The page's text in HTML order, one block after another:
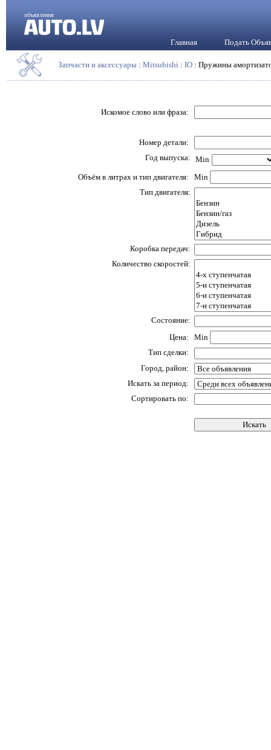
объявления
Главная Подать
Запчасти и аксессуары : Mitsubishi : IO : Пружины
Искомое слово или фраза:
Номер детали:
Год выпуска: Min
Объём в литрах и тип двигателя:
Min
Тип двигателя:
Коробка передач:
Количество скоростей:
Состояние:
Цена:
Min
Тип сделки:
Город, район:
Искать за период:
Сортировать по: